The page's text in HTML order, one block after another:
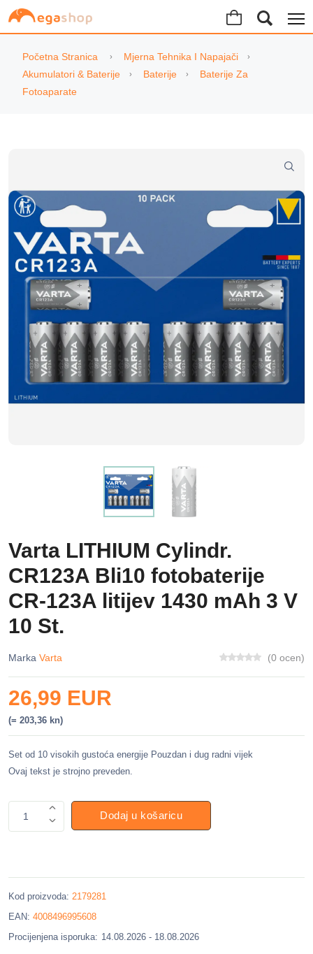
Početna Stranica
Mjerna Tehnika I Napajači
Akumulatori & Baterije
Baterije
Baterije Za
Fotoaparate
Varta LITHIUM Cylindr.
CR123A Bli10 fotobaterije
CR-123A litijev 1430 mAh 3 V
10 St.
Marka Varta (0 ocen)
26,99 EUR
(= 203,36 kn)
Set od 10 visokih gustoća energije Pouzdan i dug radni vijek
Ovaj tekst je strojno preveden.
1 Dodaj u košaricu
Kod proizvoda: 2179281
EAN: 4008496995608
Procijenjena isporuka: 14.08.2026 - 18.08.2026